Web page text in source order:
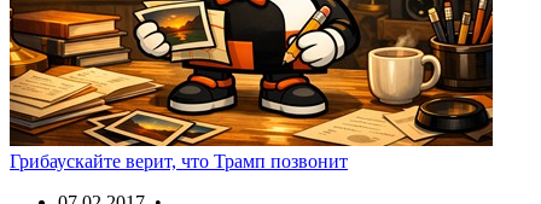
Грибаускайте верит, что Трамп позвонит